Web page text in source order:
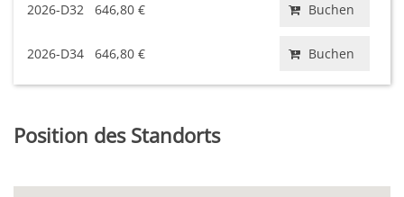
2026-D32 646,80 € Buchen
2026-D34 646,80 € Buchen
Position des Standorts